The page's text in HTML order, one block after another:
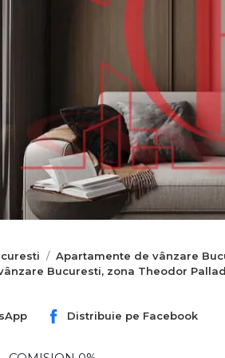
Apartamente de vânzare
Bucuresti, zona Theodor
Distribuie pe Facebook